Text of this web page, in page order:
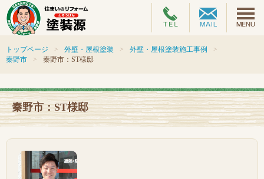
トップページ 外壁・屋根塗装
外壁・屋根塗装施工事例
秦野市
秦野市：ST様邸
秦野市：ST様邸